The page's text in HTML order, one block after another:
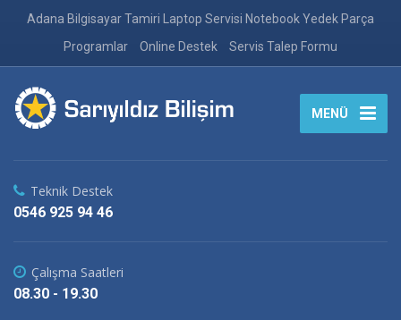
Adana Bilgisayar Tamiri Laptop Servisi Notebook Yedek Parça
Programlar
Online Destek Servis Talep Formu
MENÜ
Teknik Destek
0546 925 94 46
Çalışma Saatleri
08.30 - 19.30